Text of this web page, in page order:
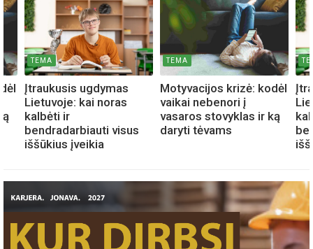
TEMA
Įtraukusis ugdymas
Lietuvoje: kai noras
kalbėti ir
bendradarbiauti visus
iššūkius įveikia
TEMA
Motyvacijos krizė: kodėl
vaikai nebenori į
vasaros stovyklas ir ką
daryti tėvams